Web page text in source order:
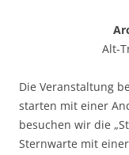
Alt-
Die Veranstaltung
starten mit einer
besuchen wir die
Sternwarte mit